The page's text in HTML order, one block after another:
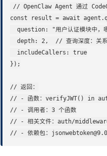
// OpenClaw Agent 通过
const result = await
question: "用户认证模块中，
depth: 2,  // 查询深度：关
  includeCallers: true
});
// 返回：
// - 函数：verifyJWT() in
// - 调用者：3 个函数
// - 相关文件：auth/
// - 依赖包：jsonwebtoken@9.0